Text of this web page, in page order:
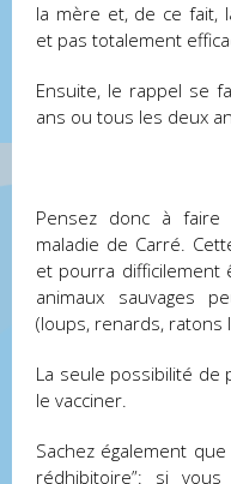
la mère et, de ce fait,
et pas totalement
Ensuite, le rappel se
ans ou tous les deux
Pensez donc à faire
maladie de Carré.
et pourra difficilement
animaux sauvages
(loups, renards, ratons
La seule possibilité
le vacciner.
Sachez également
rédhibitoire”: si